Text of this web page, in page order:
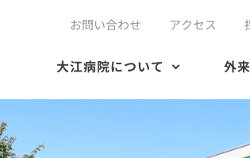
アクセス
お問い合わせ
大江病院について 外